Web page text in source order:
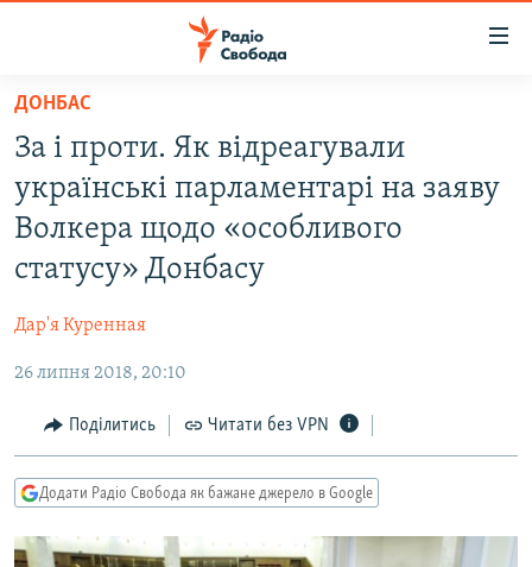
Перейти
основного
матеріалу
Перейти
до
основної
Перейти
до
ВСЕ ЗА ДОБУ
СТАТТІ
СУСПІЛЬСТВО
КУЛЬТУРА
СПОРТ
СВІТ
ДОНБАС.РЕАЛІЇ
КРИМ.РЕАЛІЇ
ТИ ЯК?
КИТАЙ.ВИКЛИКИ
МУЛЬТИМЕДІА
ДОНБАС
За і проти. Як відреагували
українські парламентарі на заяву
Волкера щодо «особливого
статусу» Донбасу
Дар'я Куренная
26 липня 2018, 20:10
Поділитись Читати без VPN
Додати Радіо Свобода як бажане джерело в Google